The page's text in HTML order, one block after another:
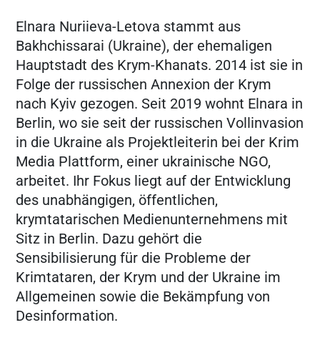
Elnara Nuriieva-Letova stammt aus
Bakhchissarai (Ukraine), der ehemaligen
Hauptstadt des Krym-Khanats. 2014 ist sie in
Folge der russischen Annexion der Krym
nach Kyiv gezogen. Seit 2019 wohnt Elnara in
Berlin, wo sie seit der russischen Vollinvasion
in die Ukraine als Projektleiterin bei der Krim
Media Plattform, einer ukrainische NGO,
arbeitet. Ihr Fokus liegt auf der Entwicklung
des unabhängigen, öffentlichen,
krymtatarischen Medienunternehmens mit
Sitz in Berlin. Dazu gehört die
Sensibilisierung für die Probleme der
Krimtataren, der Krym und der Ukraine im
Allgemeinen sowie die Bekämpfung von
Desinformation.